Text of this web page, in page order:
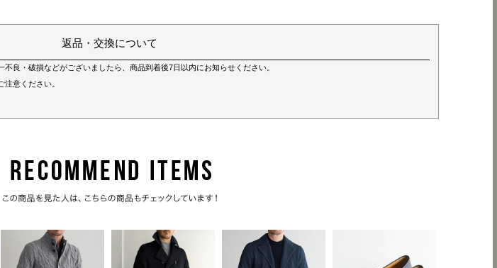
返品・交換について
良・破損などがございましたら、商品到着後7日以内にお知らせください。
意ください。